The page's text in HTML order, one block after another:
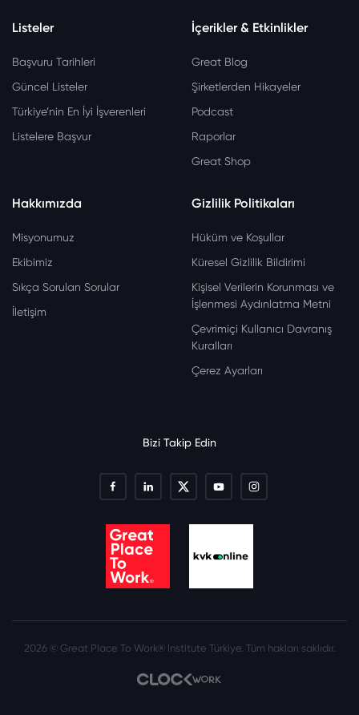
Listeler
Başvuru Tarihleri
Güncel Listeler
Türkiye’nin En İyi İşverenleri
Listelere Başvur
İçerikler & Etkinlikler
Great Blog
Şirketlerden Hikayeler
Podcast
Raporlar
Great Shop
Hakkımızda
Misyonumuz
Ekibimiz
Sıkça Sorulan Sorular
İletişim
Gizlilik Politikaları
Hüküm ve Koşullar
Küresel Gizlilik Bildirimi
Kişisel Verilerin Korunması ve
İşlenmesi Aydınlatma Metni
Çevrimiçi Kullanıcı Davranış
Kuralları
Çerez Ayarları
Bizi Takip Edin
2026 © Great Place To Work® Institute Türkiye. Tüm hakları saklıdır.